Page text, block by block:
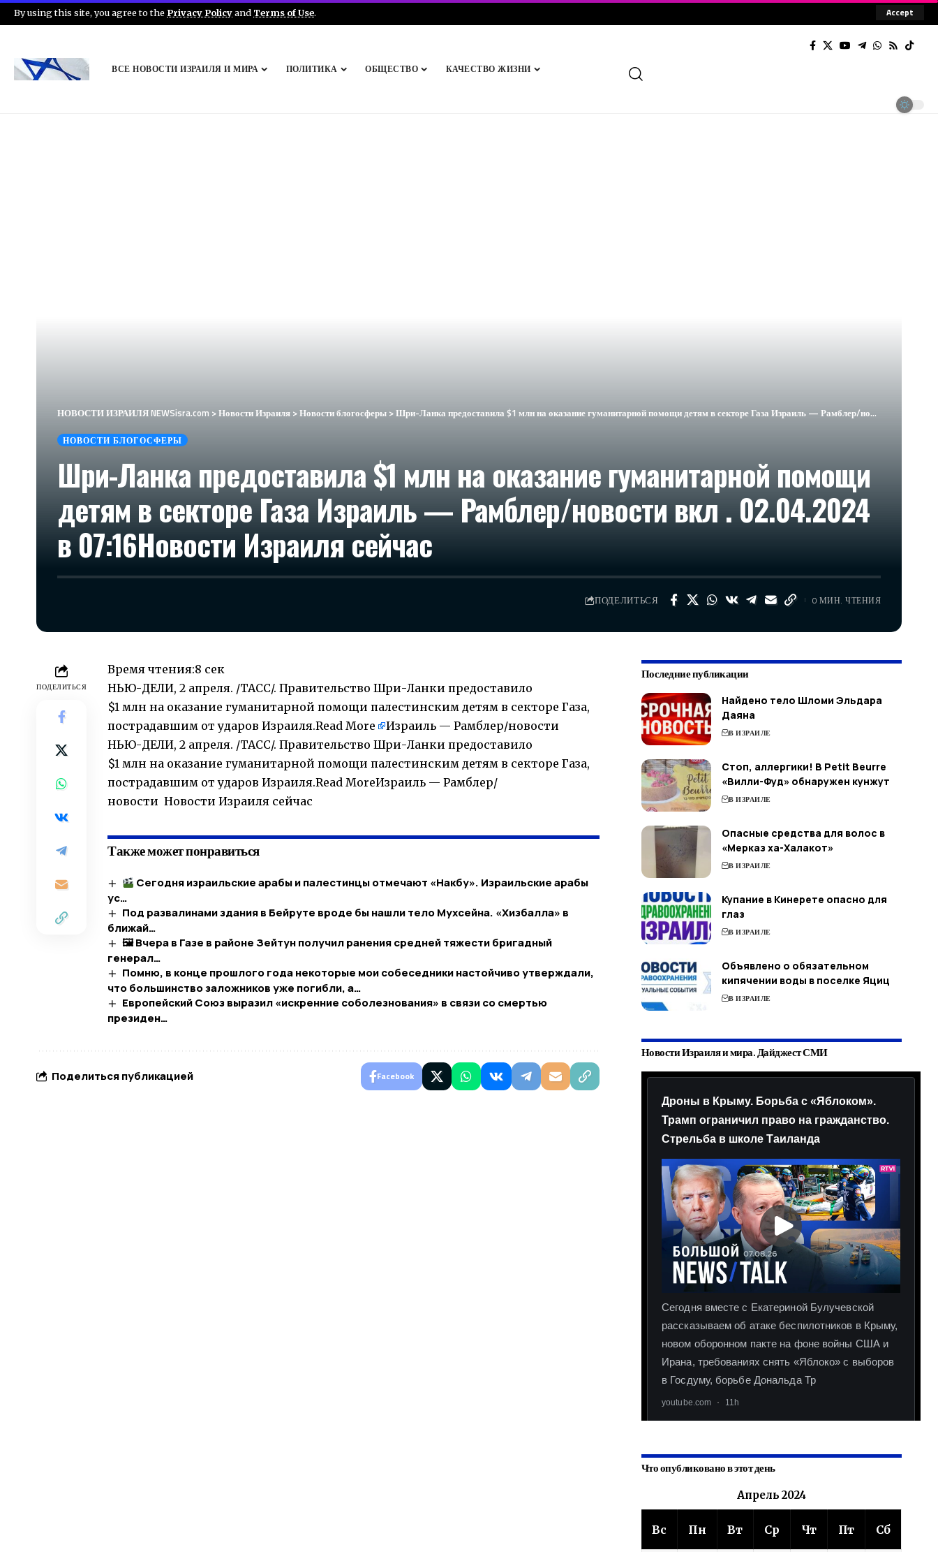
By using this site, you agree to the Privacy Policyand Terms of Use. Accept
ВСЕ НОВОСТИ ИЗРАИЛЯ И МИРА ПОЛИТИКА ОБЩЕСТВО КАЧЕСТВО ЖИЗНИ
НОВОСТИ ИЗРАИЛЯ NEWSisra.com >Новости Израиля >Новости блогосферы >Шри-Ланка предоставила $1 млн на оказание гуманитарной помощи детям в секторе Газа Израиль — Рамблер/новости вкл . 02.04.2024 в 07:16​Новости Израиля сейчас
НОВОСТИ БЛОГОСФЕРЫ
Шри-Ланка предоставила $1 млн на оказание гуманитарной помощи
детям в секторе Газа Израиль — Рамблер/новости вкл . 02.04.2024
в 07:16​Новости Израиля сейчас
ПОДЕЛИТЬСЯ 0 МИН. ЧТЕНИЯ
ПОДЕЛИТЬСЯ
Время чтения:8 сек
НЬЮ-ДЕЛИ, 2 апреля. /ТАСС/. Правительство Шри-Ланки предоставило
$1 млн на оказание гуманитарной помощи палестинским детям в секторе Газа,
пострадавшим от ударов Израиля.Read More
Израиль — Рамблер/новости
НЬЮ-ДЕЛИ, 2 апреля. /ТАСС/. Правительство Шри-Ланки предоставило
$1 млн на оказание гуманитарной помощи палестинским детям в секторе Газа,
пострадавшим от ударов Израиля.Read MoreИзраиль — Рамблер/
новости Новости Израиля сейчас
Также может понравиться
Сегодня израильские арабы и палестинцы отмечают «Накбу». Израильские арабы
ус…​
Под развалинами здания в Бейруте вроде бы нашли тело Мухсейна. «Хизбалла» в
ближай…
🖼 Вчера в Газе в районе Зейтун получил ранения средней тяжести бригадный
генерал…
Помню, в конце прошлого года некоторые мои собеседники настойчиво утверждали,
что большинство заложников уже погибли, а…
Европейский Союз выразил «искренние соболезнования» в связи со смертью
президен…
Поделиться публикацией Facebook
Последние публикации
Найдено тело Шломи Эльдара
Даяна
В ИЗРАИЛЕ
Стоп, аллергики! В Petit Beurre
«Вилли-Фуд» обнаружен кунжут
В ИЗРАИЛЕ
Опасные средства для волос в
«Мерказ ха-Халакот»
В ИЗРАИЛЕ
Купание в Кинерете опасно для
глаз
В ИЗРАИЛЕ
Объявлено о обязательном
кипячении воды в поселке Яциц
В ИЗРАИЛЕ
Новости Израиля и мира. Дайджест СМИ
Что опубликовано в этот день
Апрель 2024
Вс Пн Вт Ср Чт Пт Сб